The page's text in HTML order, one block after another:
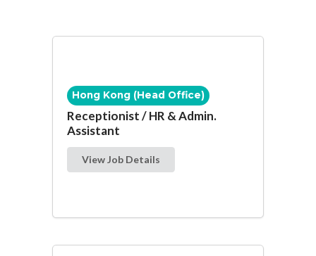
Hong Kong (Head Office)
Receptionist / HR & Admin.
Assistant
View Job Details